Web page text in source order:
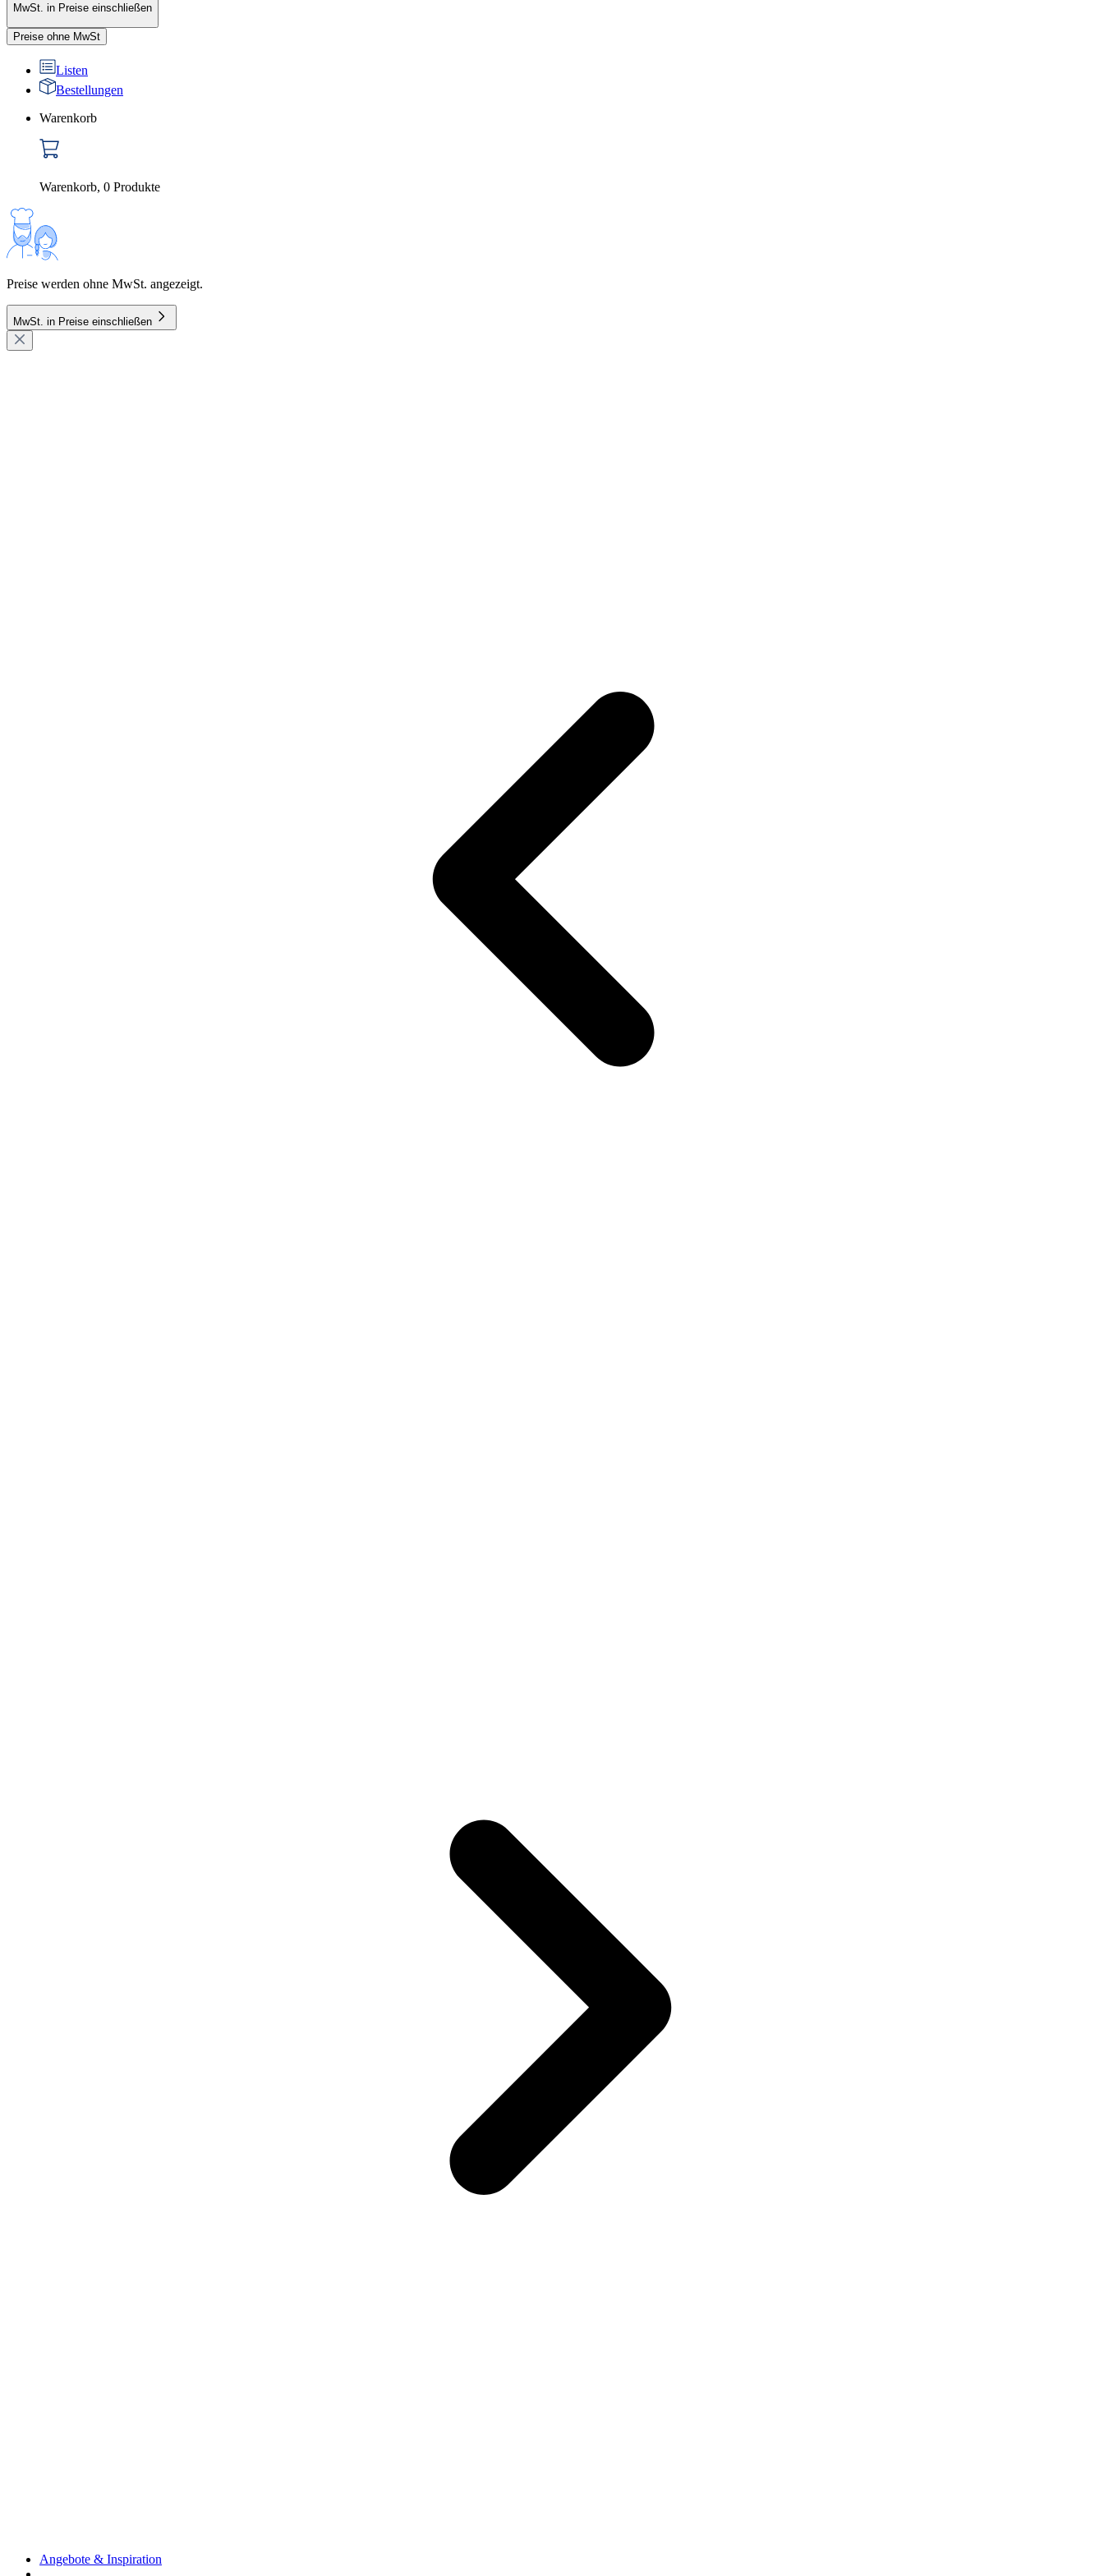
MwSt. in Preise einschließen
Preise ohne MwSt
Listen
Bestellungen
Warenkorb
Warenkorb, 0 Produkte
Preise werden ohne MwSt. angezeigt.
MwSt. in Preise einschließen
Angebote & Inspiration